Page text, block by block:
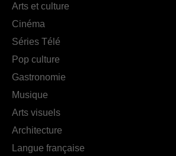
Arts et culture
Cinéma
Séries Télé
Pop culture
Gastronomie
Musique
Arts visuels
Architecture
Langue française